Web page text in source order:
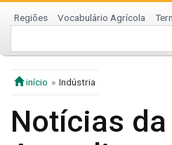
Regiões Vocabulário Agrícola
início Indústria
Notícias